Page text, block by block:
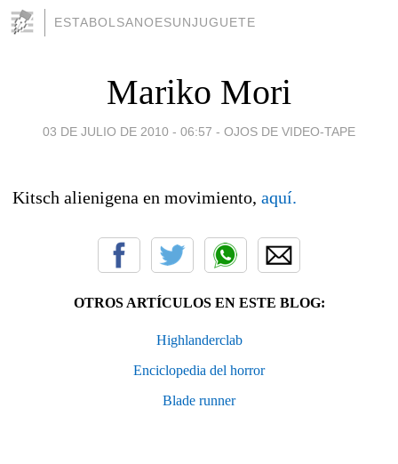
ESTABOLSANOESUNJUGUETE
Mariko Mori
03 DE JULIO DE 2010 - 06:57 - OJOS DE VIDEO-TAPE
Kitsch alienigena en movimiento, aquí.
OTROS ARTÍCULOS EN ESTE BLOG:
Highlanderclab
Enciclopedia del horror
Blade runner